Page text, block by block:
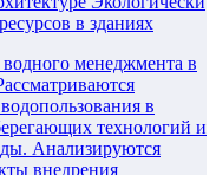
в зданиях
менеджмента в
в
технологий и
Анализируются
внедрения